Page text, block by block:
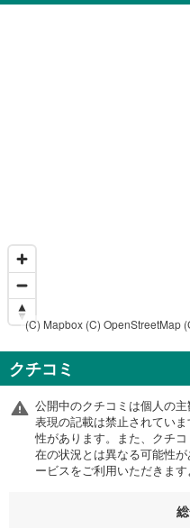
(C) Mapbox (C) OpenStreetMap
クチコミ
公開中のクチコミは個人の
表現の記載は禁止されてい
性があります。また、クチ
在の状況とは異なる可能性
ービスをご利用いただきます